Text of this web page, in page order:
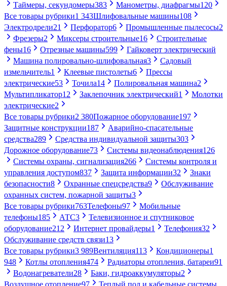
Таймеры, секундомеры383 Манометры, диафрагмы120
Все товары рубрики1 343Шлифовальные машины108
Электродрели21 Перфоратор6 Промышленные пылесосы2
Фрезеры2 Миксеры строительные16
Строительные
фены16 Отрезные машины599
Гайковерт электрический
Машина полировально-шлифовальная3
Садовый
измельчитель1 Клеевые пистолеты6
Прессы
электрические53 Точила14 Полировальная машина2
Мультипликатор12 Заклепочник электрический1
Молотки
электрические2
Все товары рубрики2 380Пожарное оборудование197
Защитные конструкции187
Аварийно-спасательные
средства289 Средства индивидуальной защиты303
Дорожное оборудование73 Системы видеонаблюдения126
Системы охраны, сигнализация266
Системы контроля и
управления доступом837 Защита информации32
Знаки
безопасности8 Охранные спецсредства9
Обслуживание
охранных систем, пожарной защиты3
Все товары рубрики763Телефоны97
Мобильные
телефоны185 АТС3
Телевизионное и спутниковое
оборудование212 Интернет провайдеры1 Телефония32
Обслуживание средств связи13
Все товары рубрики3 989Вентиляция113 Кондиционеры1
948
Котлы отопления474 Радиаторы отопления, батареи91
Водонагреватели28 Баки, гидроаккумуляторы2
Воздушное отопление97
Теплый пол и кабельные системы